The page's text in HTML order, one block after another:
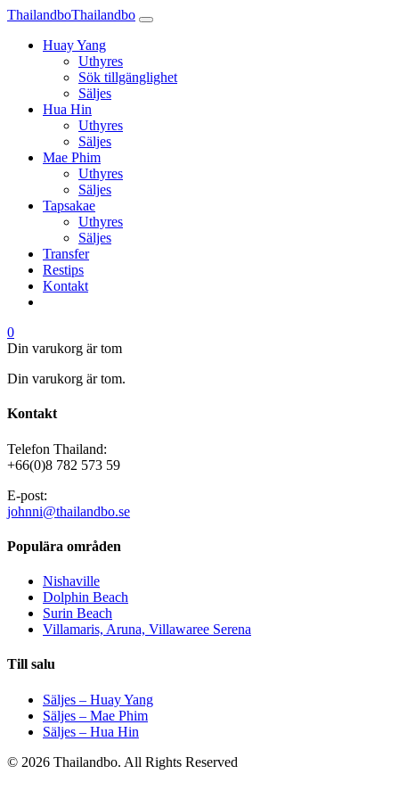
ThailandboThailandbo
Huay Yang
Uthyres
Sök tillgänglighet
Säljes
Hua Hin
Uthyres
Säljes
Mae Phim
Uthyres
Säljes
Tapsakae
Uthyres
Säljes
Transfer
Restips
Kontakt
0
Din varukorg är tom
Din varukorg är tom.
Kontakt
Telefon Thailand:
+66(0)8 782 573 59
E-post:
johnni@thailandbo.se
Populära områden
Nishaville
Dolphin Beach
Surin Beach
Villamaris, Aruna, Villawaree Serena
Till salu
Säljes – Huay Yang
Säljes – Mae Phim
Säljes – Hua Hin
© 2026 Thailandbo. All Rights Reserved